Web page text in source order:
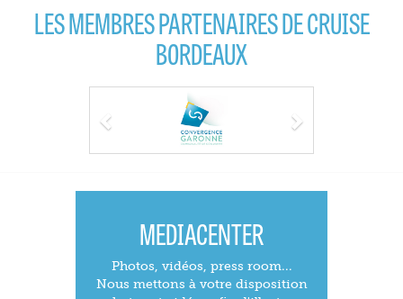
LES MEMBRES PARTENAIRES DE CRUISE
BORDEAUX
MEDIACENTER
Photos, vidéos, press room...
Nous mettons à votre disposition